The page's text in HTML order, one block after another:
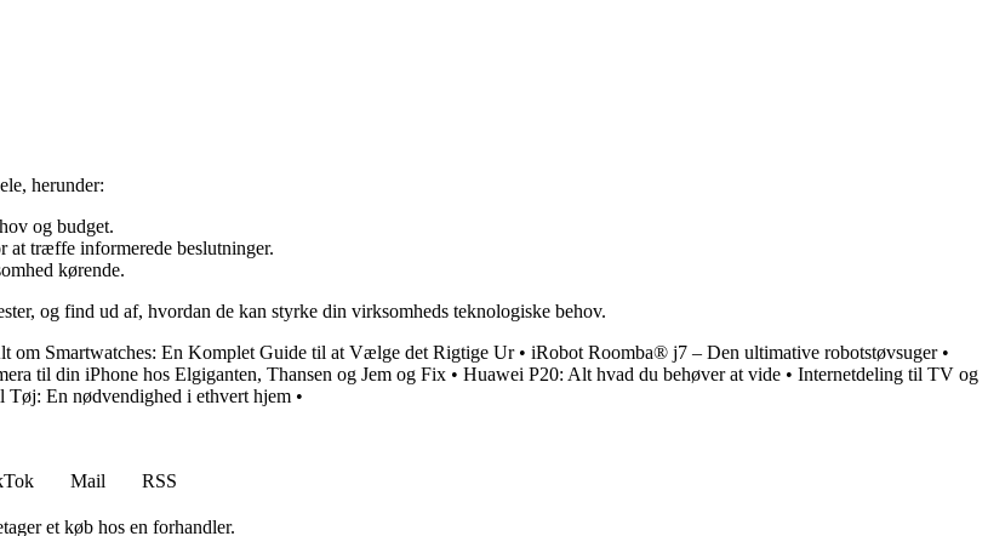
herunder:
og budget.
at træffe informerede beslutninger.
kørende.
og find ud af, hvordan de kan styrke din virksomheds teknologiske behov.
om Smartwatches: En Komplet Guide til at Vælge det Rigtige Ur• iRobot Roomba® j7 – Den ultimative robotstøvsuger•
til din iPhone hos Elgiganten, Thansen og Jem og Fix • Huawei P20: Alt hvad du behøver at vide • Internetdeling til TV og
Tøj: En nødvendighed i ethvert hjem •
Mail
RSS
et køb hos en forhandler.